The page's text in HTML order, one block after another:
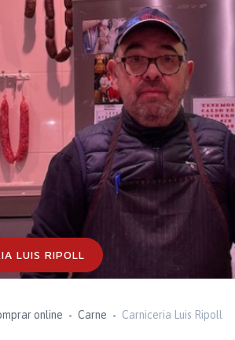
LUIS RIPOLL
online Carne Carniceria Luis Ripoll